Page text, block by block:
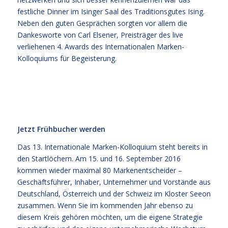
festliche Dinner im Isinger Saal des Traditionsgutes Ising.
Neben den guten Gesprächen sorgten vor allem die
Dankesworte von Carl Elsener, Preisträger des live
verliehenen 4. Awards des Internationalen Marken-
Kolloquiums für Begeisterung.
Jetzt Frühbucher werden
Das 13. Internationale Marken-Kolloquium steht bereits in
den Startlöchern. Am 15. und 16. September 2016
kommen wieder maximal 80 Markenentscheider –
Geschäftsführer, Inhaber, Unternehmer und Vorstände aus
Deutschland, Österreich und der Schweiz im Kloster Seeon
zusammen. Wenn Sie im kommenden Jahr ebenso zu
diesem Kreis gehören möchten, um die eigene Strategie